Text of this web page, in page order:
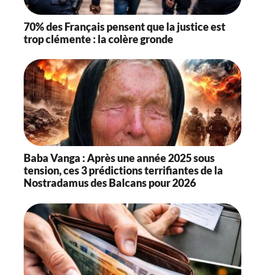
70% des Français pensent que la justice est
trop clémente : la colère gronde
Baba Vanga : Après une année 2025 sous
tension, ces 3 prédictions terrifiantes de la
Nostradamus des Balcans pour 2026